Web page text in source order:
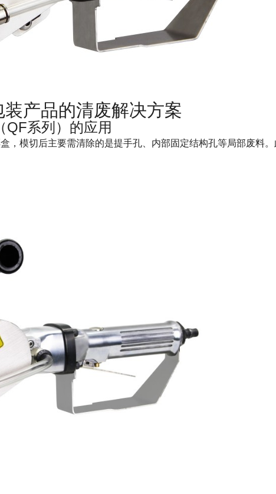
产品的清废解决方案
QF系列）的应用
，模切后主要需清除的是提手孔、内部固定结构孔等局部废料